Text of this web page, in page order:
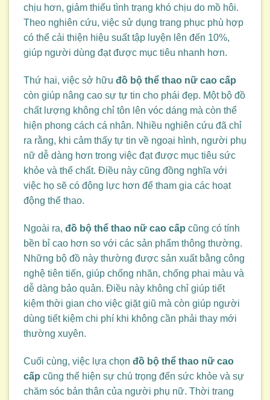
chịu hơn, giảm thiểu tình trạng khó chịu do mồ hôi.
Theo nghiên cứu, việc sử dụng trang phục phù hợp
có thể cải thiện hiệu suất tập luyện lên đến 10%,
giúp người dùng đạt được mục tiêu nhanh hơn.
Thứ hai, việc sở hữu đồ bộ thể thao nữ cao cấp
còn giúp nâng cao sự tự tin cho phái đẹp. Một bộ đồ
chất lượng không chỉ tôn lên vóc dáng mà còn thể
hiện phong cách cá nhân. Nhiều nghiên cứu đã chỉ
ra rằng, khi cảm thấy tự tin về ngoại hình, người phụ
nữ dễ dàng hơn trong việc đạt được mục tiêu sức
khỏe và thể chất. Điều này cũng đồng nghĩa với
việc họ sẽ có động lực hơn để tham gia các hoạt
động thể thao.
Ngoài ra, đồ bộ thể thao nữ cao cấp cũng có tính
bền bỉ cao hơn so với các sản phẩm thông thường.
Những bộ đồ này thường được sản xuất bằng công
nghệ tiên tiến, giúp chống nhăn, chống phai màu và
dễ dàng bảo quản. Điều này không chỉ giúp tiết
kiệm thời gian cho việc giặt giũ mà còn giúp người
dùng tiết kiệm chi phí khi không cần phải thay mới
thường xuyên.
Cuối cùng, việc lựa chọn đồ bộ thể thao nữ cao
cấp cũng thể hiện sự chú trọng đến sức khỏe và sự
chăm sóc bản thân của người phụ nữ. Thời trang